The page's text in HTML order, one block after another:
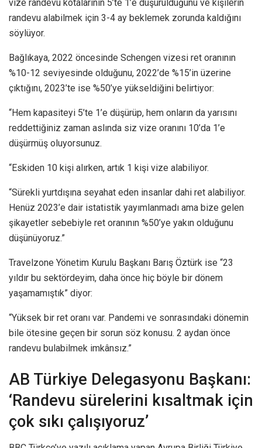
vize randevu kotalarının 5’te 1’e düşürüldüğünü ve kişilerin
randevu alabilmek için 3-4 ay beklemek zorunda kaldığını
söylüyor.
Bağlıkaya, 2022 öncesinde Schengen vizesi ret oranının
%10-12 seviyesinde olduğunu, 2022’de %15’in üzerine
çıktığını, 2023’te ise %50’ye yükseldiğini belirtiyor:
“Hem kapasiteyi 5’te 1’e düşürüp, hem onların da yarısını
reddettiğiniz zaman aslında siz vize oranını 10’da 1’e
düşürmüş oluyorsunuz.
“Eskiden 10 kişi alırken, artık 1 kişi vize alabiliyor.
“Sürekli yurtdışına seyahat eden insanlar dahi ret alabiliyor.
Henüz 2023’e dair istatistik yayımlanmadı ama bize gelen
şikayetler sebebiyle ret oranının %50’ye yakın olduğunu
düşünüyoruz.”
Travelzone Yönetim Kurulu Başkanı Barış Öztürk ise “23
yıldır bu sektördeyim, daha önce hiç böyle bir dönem
yaşamamıştık” diyor:
“Yüksek bir ret oranı var. Pandemi ve sonrasındaki dönemin
bile ötesine geçen bir sorun söz konusu. 2 aydan önce
randevu bulabilmek imkânsız.”
AB Türkiye Delegasyonu Başkanı:
‘Randevu sürelerini kısaltmak için
çok sıkı çalışıyoruz’